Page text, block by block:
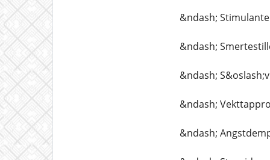
&ndash;
&ndash;
&ndash;
&ndash;
&ndash;